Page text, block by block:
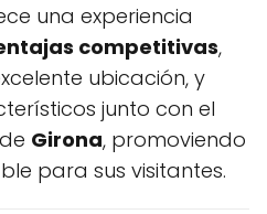
una experiencia
competitivas,
ubicación, y
junto con el
Girona, promoviendo
para sus visitantes.